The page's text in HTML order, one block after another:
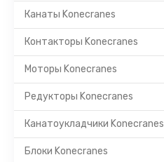
Канаты Konecranes
Контакторы Konecranes
Моторы Konecranes
Редукторы Konecranes
Канатоукладчики Konecranes
Блоки Konecranes